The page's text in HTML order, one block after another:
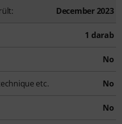
December 2023
1 darab
No
etc. No
No